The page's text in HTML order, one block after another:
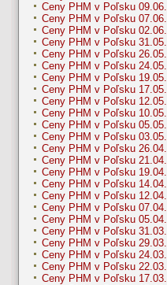
Ceny PHM v Poľsku 09.06.
Ceny PHM v Poľsku 07.06.
Ceny PHM v Poľsku 02.06.
Ceny PHM v Poľsku 31.05.
Ceny PHM v Poľsku 26.05.
Ceny PHM v Poľsku 24.05.
Ceny PHM v Poľsku 19.05.
Ceny PHM v Poľsku 17.05.
Ceny PHM v Poľsku 12.05.
Ceny PHM v Poľsku 10.05.
Ceny PHM v Poľsku 05.05.
Ceny PHM v Poľsku 03.05.
Ceny PHM v Poľsku 26.04.
Ceny PHM v Poľsku 21.04.
Ceny PHM v Poľsku 19.04.
Ceny PHM v Poľsku 14.04.
Ceny PHM v Poľsku 12.04.
Ceny PHM v Poľsku 07.04.
Ceny PHM v Poľsku 05.04.
Ceny PHM v Poľsku 31.03.
Ceny PHM v Poľsku 29.03.
Ceny PHM v Poľsku 24.03.
Ceny PHM v Poľsku 22.03.
Ceny PHM v Poľsku 17.03.